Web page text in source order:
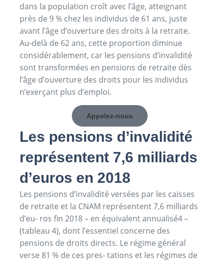
dans la population croît avec l’âge, atteignant
près de 9 % chez les individus de 61 ans, juste
avant l’âge d’ouverture des droits à la retraite.
Au-delà de 62 ans, cette proportion diminue
considérablement, car les pensions d’invalidité
sont transformées en pensions de retraite dès
l’âge d’ouverture des droits pour les individus
n’exerçant plus d’emploi.
Appelez-nous
Les pensions d’invalidité
représentent 7,6 milliards
d’euros en 2018
Les pensions d’invalidité versées par les caisses
de retraite et la CNAM représentent 7,6 milliards
d’eu- ros fin 2018 – en équivalent annualisé4 –
(tableau 4), dont l’essentiel concerne des
pensions de droits directs. Le régime général
verse 81 % de ces pres- tations et les régimes de